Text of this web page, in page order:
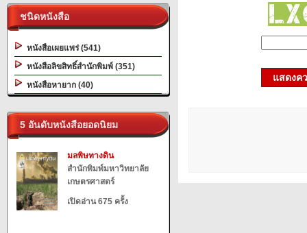
ชนิดหนังสือ
หนังสือเผยแพร่ (541)
หนังสือลิขสิทธิ์สำนักพิมพ์ (351)
หนังสือหายาก (40)
5 อันดับหนังสือยอดนิยม
มลพิษทางดิน
สำนักพิมพ์มหาวิทยาลัย
เกษตรศาสตร์
เปิดอ่าน 675 ครั้ง
แสดงค